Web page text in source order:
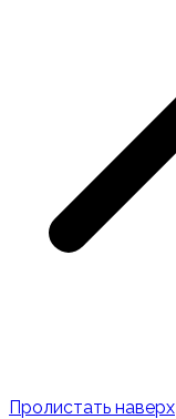
Пролистать наверх